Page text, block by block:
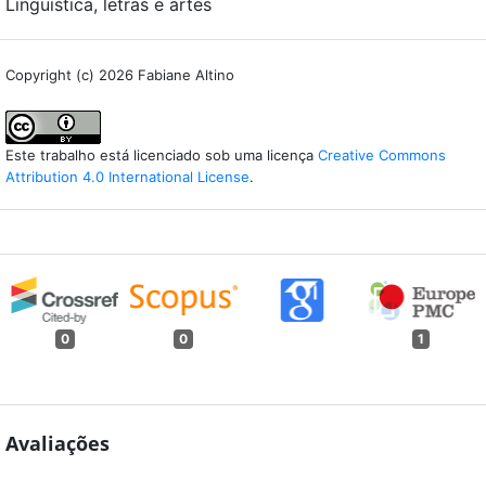
Linguística, letras e artes
Copyright (c) 2026 Fabiane Altino
Este trabalho está licenciado sob uma licença Creative Commons
Attribution 4.0 International License.
0 0 1
Avaliações